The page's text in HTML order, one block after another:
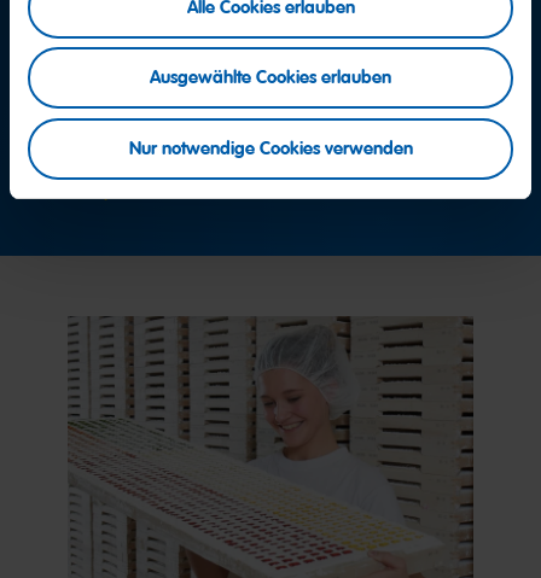
Alle Cookies erlauben
Ausgewählte Cookies erlauben
Nur notwendige Cookies verwenden
Team Consumer Service
HARIBO Consumer Service verbinden.
+49 2641 300 0
Jetzt Kontakt aufnehmen